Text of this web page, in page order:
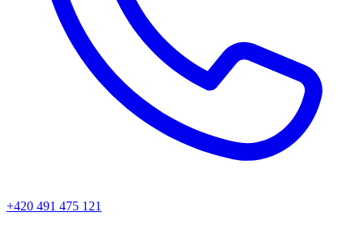
+420 491 475 121